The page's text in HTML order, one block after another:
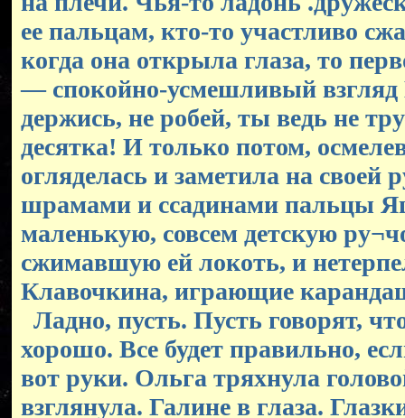
ее пальцам, кто-то участливо
когда она открыла глаза, то
— спокойно-усмешливый взгляд
держись, не робей, ты ведь не
десятка! И только потом,
огляделась и заметила на своей
шрамами и ссадинами пальцы
маленькую, совсем детскую
сжимавшую ей локоть, и
Клавочкина, играющие
Ладно, пусть. Пусть говорят,
хорошо. Все будет правильно,
вот руки. Ольга тряхнула
взглянула. Галине в глаза.